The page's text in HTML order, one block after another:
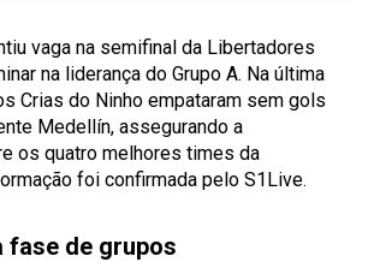
vaga na semifinal da Libertadores
na liderança do Grupo A. Na última
Crias do Ninho empataram sem gols
Medellín, assegurando a
os quatro melhores times da
foi confirmada pelo S1Live.
fase de grupos